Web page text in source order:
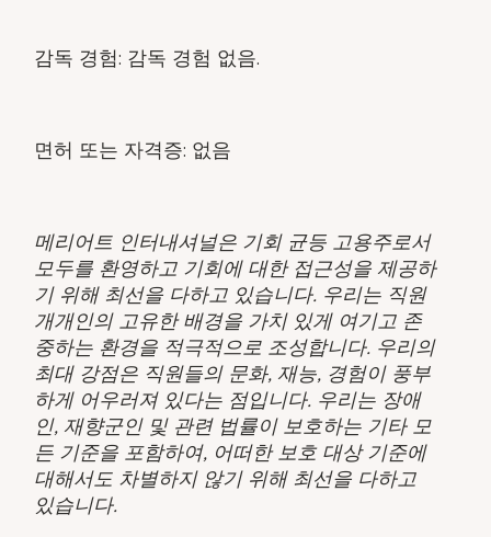
감독 경험: 감독 경험 없음.
면허 또는 자격증: 없음
메리어트 인터내셔널은 기회 균등 고용주로서
모두를 환영하고 기회에 대한 접근성을 제공하
기 위해 최선을 다하고 있습니다. 우리는 직원
개개인의 고유한 배경을 가치 있게 여기고 존
중하는 환경을 적극적으로 조성합니다. 우리의
최대 강점은 직원들의 문화, 재능, 경험이 풍부
하게 어우러져 있다는 점입니다. 우리는 장애
인, 재향군인 및 관련 법률이 보호하는 기타 모
든 기준을 포함하여, 어떠한 보호 대상 기준에
대해서도 차별하지 않기 위해 최선을 다하고
있습니다.